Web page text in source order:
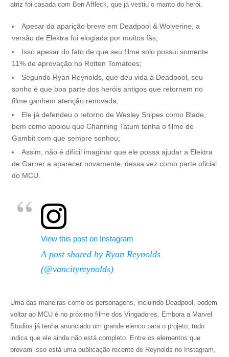
atriz foi casada com Ben Affleck, que já vestiu o manto do herói.
Apesar da aparição breve em Deadpool & Wolverine, a
versão de Elektra foi elogiada por muitos fãs;
Isso apesar do fato de que seu filme solo possui somente
11% de aprovação no Rotten Tomatoes;
Segundo Ryan Reynolds, que deu vida à Deadpool, seu
sonho é que boa parte dos heróis antigos que retornem no
filme ganhem atenção renovada;
Ele já defendeu o retorno de Wesley Snipes como Blade,
bem como apoiou que Channing Tatum tenha o filme de
Gambit com que sempre sonhou;
Assim, não é difícil imaginar que ele possa ajudar a Elektra
de Garner a aparecer novamente, dessa vez como parte oficial
do MCU.
View this post on Instagram
A post shared by Ryan Reynolds
(@vancityreynolds)
Uma das maneiras como os personagens, incluindo Deadpool, podem
voltar ao MCU é no próximo filme dos Vingadores. Embora a Marvel
Studios já tenha anunciado um grande elenco para o projeto, tudo
indica que ele ainda não está completo. Entre os elementos que
provam isso está uma publicação recente de Reynolds no Instagram,